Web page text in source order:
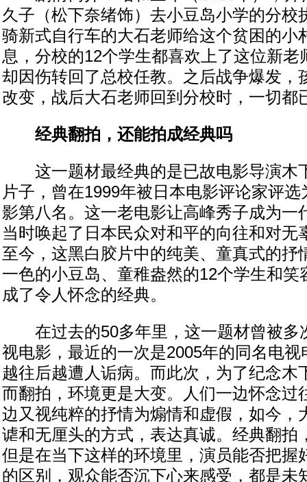
久子（松下奈绪饰）去小豆岛小学的分校
骑新式自行车的大石老师给这个贫困的小
息，分校的12个学生都喜欢上了这位新老
却因伤转回了总校任教。之后战争爆发，
改变，战后大石老师回到分校时，一切都
经典翻拍，还能拍成经典吗
这一题材最经典的是已故电影导演木
片子，曾在1999年被日本电影评论家评
影第八名。这一老电影让高峰秀子成为一
当时唤起了日本民众对和平的向往和对无
至今，这黑白胶片中的纯美、童真式的抒
一色的小豆岛、童稚盎然的12个学生和笑
成了令人怀念的经典。
在过去的50多年里，这一题材曾被多
视电影，最近的一次是2005年的同名电
越往后越遭人诟病。而此次，为了纪念木
而翻拍，环境更是大变。人们一边怀念过
边又视纯粹的抒情为煽情和虚假，如今，
谑和无厘头的方式，表达真诚。经典翻拍
但是在当下这样的环境里，演员能否把握
的区别，观众能否沉下心来感受，都是未